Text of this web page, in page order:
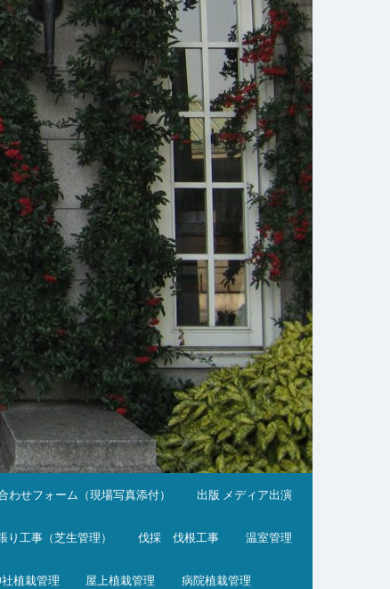
わせフォーム（現場写真添付） 出版 メディア出演
り工事（芝生管理） 伐採 伐根工事 温室管理
植栽管理 屋上植栽管理 病院植栽管理